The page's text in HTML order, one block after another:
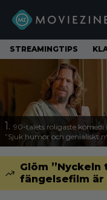
STREAMINGTIPS
1. 90-talets roligaste komedi
”Sjuk humor och genialiskt
Glöm
fängelsefilm är